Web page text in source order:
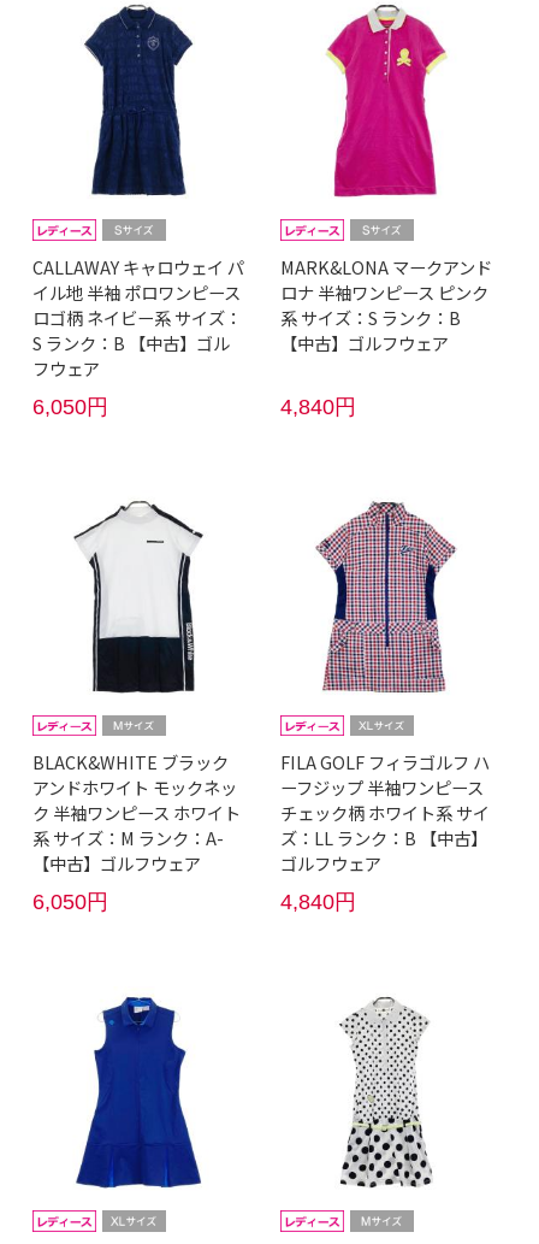
CALLAWAY キャロウェイ パ
イル地 半袖 ポロワンピース
ロゴ柄 ネイビー系 サイズ：
S ランク：B 【中古】ゴル
フウェア
6,050円
MARK&LONA マークアンド
ロナ 半袖ワンピース ピンク
系 サイズ：S ランク：B
【中古】ゴルフウェア
4,840円
BLACK&WHITE ブラック
アンドホワイト モックネッ
ク 半袖ワンピース ホワイト
系 サイズ：M ランク：A-
【中古】ゴルフウェア
6,050円
FILA GOLF フィラゴルフ ハ
ーフジップ 半袖ワンピース
チェック柄 ホワイト系 サイ
ズ：LL ランク：B 【中古】
ゴルフウェア
4,840円